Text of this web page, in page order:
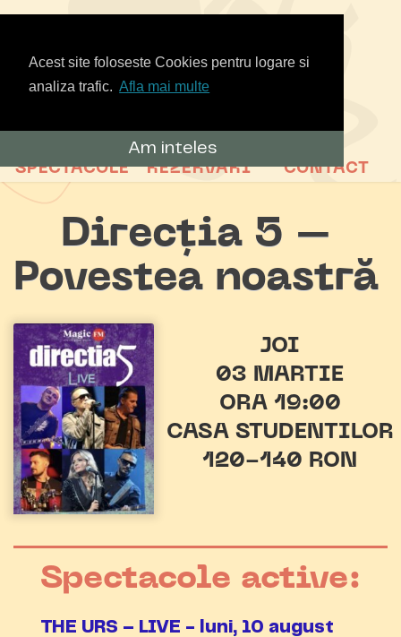
Acest site foloseste Cookies pentru logare si
analiza trafic. Afla mai multe
Am inteles
SPECTACOLE REZERVARI CONTACT
Direcția 5 –
Povestea noastră
JOI
03 MARTIE
ORA 19:00
CASA STUDENTILOR
120-140 RON
Spectacole active:
THE URS – LIVE - luni, 10 august